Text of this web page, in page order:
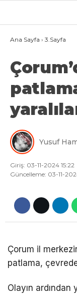
GALERİ
VAN
GÜNDEM
SPOR
MAGAZIN
DÜNYA
EĞITIM
DIĞER
Ana Sayfa › 3.Sayfa
Yusuf
Giriş: 03-11-2024 15:22
Güncelleme: 03-11-
Çorum il
patlama,
Olayın ardından